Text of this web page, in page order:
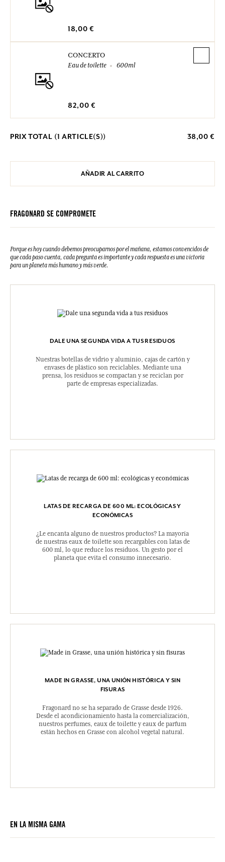
18,00 €
CONCERTO
Eau de toilette
600ml
82,00 €
PRIX TOTAL (1 ARTICLE(S)) 38,00 €
AÑADIR AL CARRITO
FRAGONARD SE COMPROMETE
Porque es hoy cuando debemos preocuparnos por el mañana, estamos convencidos de
que cada paso cuenta, cada pregunta es importante y cada respuesta es una victoria
para un planeta más humano y más verde.
DALE UNA SEGUNDA VIDA A TUS RESIDUOS
Nuestras botellas de vidrio y aluminio, cajas de cartón y
envases de plástico son reciclables. Mediante una
prensa, los residuos se compactan y se reciclan por
parte de empresas especializadas.
LATAS DE RECARGA DE 600 ML: ECOLÓGICAS Y
ECONÓMICAS
¿Le encanta alguno de nuestros productos? La mayoría
de nuestras eaux de toilette son recargables con latas de
600 ml, lo que reduce los residuos. Un gesto por el
planeta que evita el consumo innecesario.
MADE IN GRASSE, UNA UNIÓN HISTÓRICA Y SIN
FISURAS
Fragonard no se ha separado de Grasse desde 1926.
Desde el acondicionamiento hasta la comercialización,
nuestros perfumes, eaux de toilette y eaux de parfum
están hechos en Grasse con alcohol vegetal natural.
EN LA MISMA GAMA